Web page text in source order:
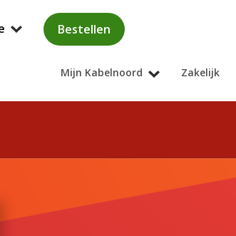
Bestellen
Mijn Kabelnoord Zakelijk